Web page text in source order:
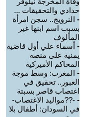
حدادي والتحقيقات ...
- النرويج.. سجن امرأة
بسبب اسم ابنها غير
المألوف
- أسماء علي أول قاضية
يمنية على منصة
المحاكم الأميركية
- المغرب: وسط موجة
العبور.. تحقيق في
اغتصاب قاصر بسبتة
- -??مواليد الاغتصاب-
في السودان: أطفال بلا